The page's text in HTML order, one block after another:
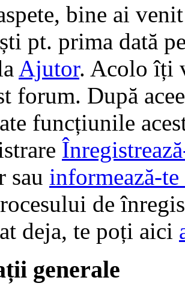
bine ai
pt. prima dată
Ajutor. Acolo îți
forum. După
funcțiunile
sau informează-
de
deja, te poți aici
generale